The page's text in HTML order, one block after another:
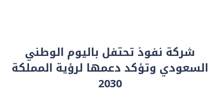
شركة نفوذ تحتفل باليوم الوطني
السعودي وتؤكد دعمها لرؤية المملكة
2030